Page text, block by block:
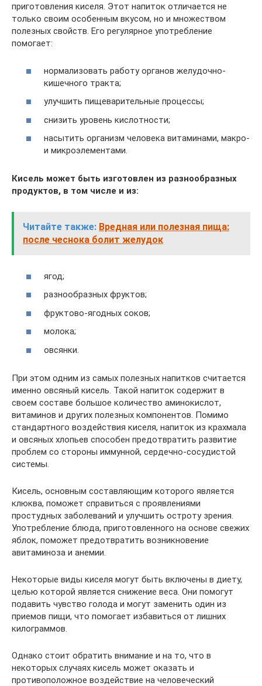
приготовления киселя. Этот напиток отличается не
только своим особенным вкусом, но и множеством
полезных свойств. Его регулярное употребление
помогает:
нормализовать работу органов желудочно-
кишечного тракта;
улучшить пищеварительные процессы;
снизить уровень кислотности;
насытить организм человека витаминами, макро-
и микроэлементами.
Кисель может быть изготовлен из разнообразных
продуктов, в том числе и из:
Читайте также: Вредная или полезная пища:
после чеснока болит желудок
ягод;
разнообразных фруктов;
фруктово-ягодных соков;
молока;
овсянки.
При этом одним из самых полезных напитков считается
именно овсяный кисель. Такой напиток содержит в
своем составе большое количество аминокислот,
витаминов и других полезных компонентов. Помимо
стандартного воздействия киселя, напиток из крахмала
и овсяных хлопьев способен предотвратить развитие
проблем со стороны иммунной, сердечно-сосудистой
системы.
Кисель, основным составляющим которого является
клюква, поможет справиться с проявлениями
простудных заболеваний и улучшить остроту зрения.
Употребление блюда, приготовленного на основе свежих
яблок, поможет предотвратить возникновение
авитаминоза и анемии.
Некоторые виды киселя могут быть включены в диету,
целью которой является снижение веса. Они помогут
подавить чувство голода и могут заменить один из
приемов пищи, что помогает избавиться от лишних
килограммов.
Однако стоит обратить внимание и на то, что в
некоторых случаях кисель может оказать и
противоположное воздействие на человеческий